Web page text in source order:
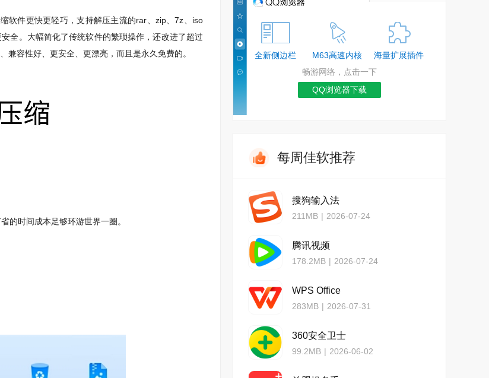
软件更快更轻巧，支持解压主流的rar、zip、7z、iso
全。大幅简化了传统软件的繁琐操作，还改进了超过
容性好、更安全、更漂亮，而且是永久免费的。
时间成本足够环游世界一圈。
全新侧边栏 M63高速内核
海量扩展插件
畅游网络，点击一下
QQ浏览器下载
每周佳软推荐
搜狗输入法
211MB | 2026-07-24
腾讯视频
178.2MB | 2026-07-24
WPS Office
283MB | 2026-07-31
360安全卫士
99.2MB | 2026-06-02